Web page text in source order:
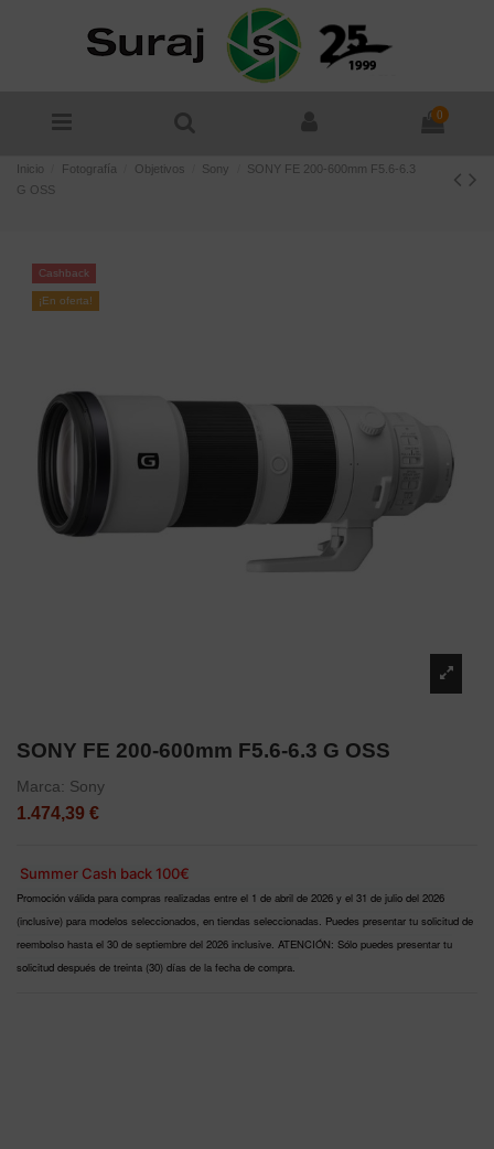
0
Inicio Fotografía Objetivos Sony
SONY FE 200-600mm F5.6-6.3
G OSS
Cashback
¡En oferta!
SONY FE 200-600mm F5.6-6.3 G OSS
Marca: Sony
1.474,39 €
Summer Cash back 100€
Promoción válida para compras realizadas entre el 1 de abril de 2026 y el 31 de julio del 2026
(inclusive) para modelos seleccionados, en tiendas seleccionadas. Puedes presentar tu solicitud de
reembolso hasta el 30 de septiembre del 2026 inclusive. ATENCIÓN: Sólo puedes presentar tu
solicitud después de treinta (30) días de la fecha de compra.